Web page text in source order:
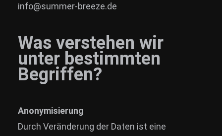
info@summer-breeze.de
Was verstehen wir
unter bestimmten
Begriffen?
Anonymisierung
Durch Veränderung der Daten ist eine